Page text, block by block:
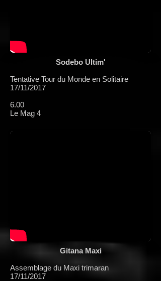
Sodebo Ultim'
Tentative Tour du Monde en Solitaire
17/11/2017
6.00
Le Mag 4
Gitana Maxi
Assemblage du Maxi trimaran
17/11/2017